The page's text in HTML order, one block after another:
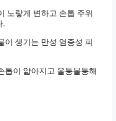
노랗게 변하고 손톱 주위
.
이 생기는 만성 염증성 피
톱이 얇아지고 울퉁불퉁해